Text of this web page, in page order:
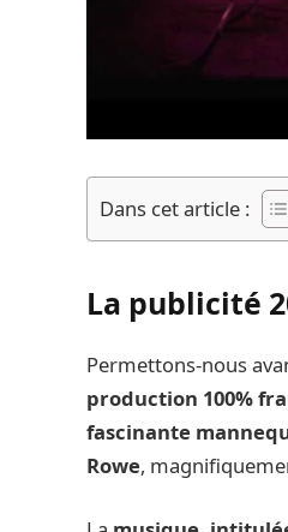
Dans cet article :
La publicité
Permettons-nous
production 100%
fascinante
Rowe,